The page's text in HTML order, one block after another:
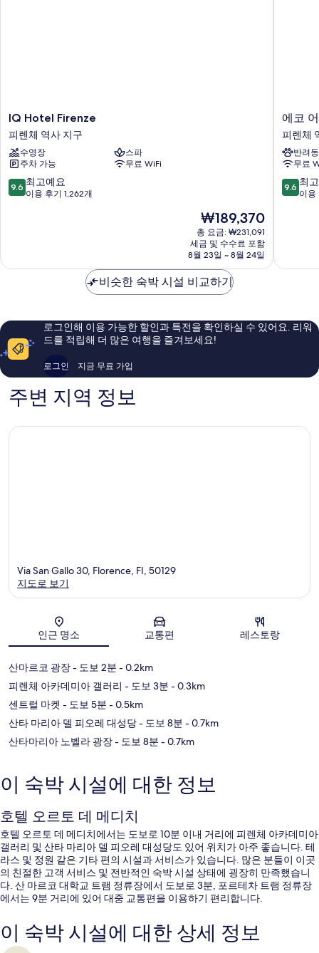
IQ
Hotel
Firenze
피
렌
체
역
IQ Hotel Firenze
피렌체 역사 지구
수영장
스파
주차 가능
무료 WiFi
10
점
최
이
후
기
9.6 최고예요
이용 후기 1,262개
현
재
요
금
₩189,370
₩189,370
총 요금: ₩231,091
세금 및 수수료 포함
8월 23일 ~ 8월 24일
에
코
어
반
B&B
피
렌
에코
피렌체
반려
무료
10
점
최
이
용
9.6 최
이용
비슷한 숙박 시설 비교하기
로그인해 이용 가능한 할인과 특전을 확인하실 수 있어요. 리워
드를 적립해 더 많은 여행을 즐겨보세요!
로그인 지금 무료 가입
주변 지역 정보
지도
Via San Gallo 30, Florence, FI, 50129
지도로 보기
인근 명소 교통편 레스토랑
산마르코 광장- 도보 2분 - 0.2km
피렌체 아카데미아 갤러리 - 도보 3분 - 0.3km
센트럴 마켓 - 도보 5분 - 0.5km
산타 마리아 델 피오레 대성당- 도보 8분 - 0.7km
산타마리아 노벨라 광장- 도보 8분 - 0.7km
이 숙박 시설에 대한 정보
호텔 오르토 데 메디치
호텔 오르토 데 메디치에서는 도보로 10분 이내 거리에 피렌체 아카데미아
갤러리 및 산타 마리아 델 피오레 대성당도 있어 위치가 아주 좋습니다. 테
라스 및 정원 같은 기타 편의 시설과 서비스가 있습니다. 많은 분들이 이곳
의 친절한 고객 서비스 및 전반적인 숙박 시설 상태에 굉장히 만족했습니
다. 산 마르코 대학교 트램 정류장에서 도보로 3분, 포르테차 트램 정류장
에서는 9분 거리에 있어 대중 교통편을 이용하기 편리합니다.
이 숙박 시설에 대한 상세 정보